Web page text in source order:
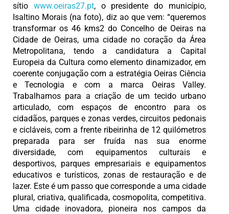
sítio www.oeiras27.pt, o presidente do município,
Isaltino Morais (na foto), diz ao que vem: “queremos
transformar os 46 kms2 do Concelho de Oeiras na
Cidade de Oeiras, uma cidade no coração da Área
Metropolitana, tendo a candidatura a Capital
Europeia da Cultura como elemento dinamizador, em
coerente conjugação com a estratégia Oeiras Ciência
e Tecnologia e com a marca Oeiras Valley.
Trabalhamos para a criação de um tecido urbano
articulado, com espaços de encontro para os
cidadãos, parques e zonas verdes, circuitos pedonais
e cicláveis, com a frente ribeirinha de 12 quilómetros
preparada para ser fruída nas sua enorme
diversidade, com equipamentos culturais e
desportivos, parques empresariais e equipamentos
educativos e turísticos, zonas de restauração e de
lazer. Este é um passo que corresponde a uma cidade
plural, criativa, qualificada, cosmopolita, competitiva.
Uma cidade inovadora, pioneira nos campos da